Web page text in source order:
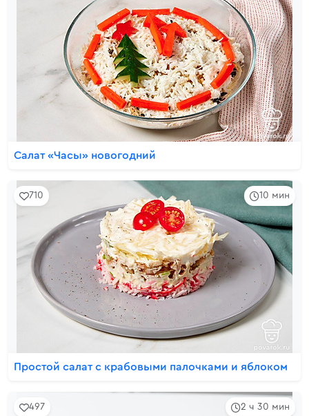
Салат «Часы» новогодний
10 мин
710
Простой салат с крабовыми палочками и яблоком
2 ч 30 мин
497